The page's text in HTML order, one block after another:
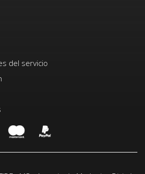
del servicio